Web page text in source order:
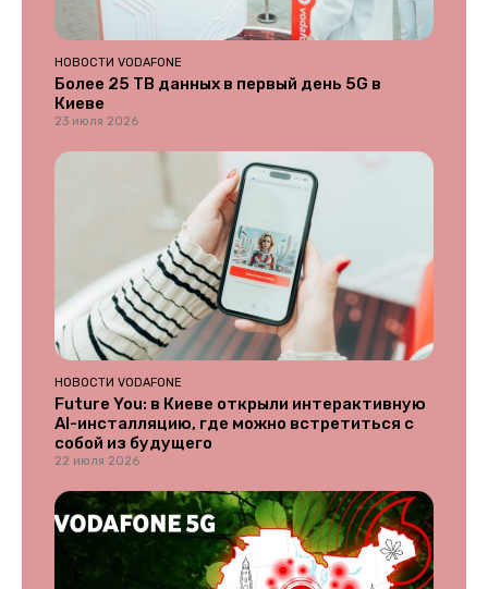
НОВОСТИ VODAFONE
Более 25 ТВ данных в первый день 5G в
Киеве
23 июля 2026
НОВОСТИ VODAFONE
Future You: в Киеве открыли интерактивную
AI-инсталляцию, где можно встретиться с
собой из будущего
22 июля 2026